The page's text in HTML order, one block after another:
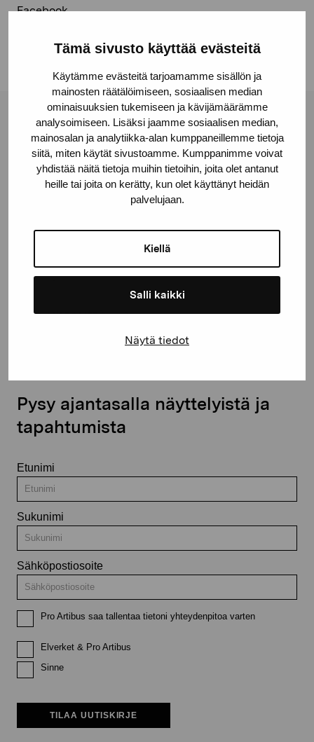
Tämä sivusto käyttää evästeitä
Käytämme evästeitä tarjoamamme sisällön ja
mainosten räätälöimiseen, sosiaalisen median
ominaisuuksien tukemiseen ja kävijämäärämme
analysoimiseen. Lisäksi jaamme sosiaalisen median,
mainosalan ja analytiikka-alan kumppaneillemme tietoja
siitä, miten käytät sivustoamme. Kumppanimme voivat
yhdistää näitä tietoja muihin tietoihin, joita olet antanut
heille tai joita on kerätty, kun olet käyttänyt heidän
palvelujaan.
Kiellä
Salli kaikki
Näytä tiedot
Facebook
Pro Artibus -säätiö
Kustaa Vaasan katu 11
10600 Tammisaari
proartibus@proartibus.fi
+358 (0)50 371 6339
Ota yhteyttä
Pysy ajantasalla näyttelyistä ja
tapahtumista
Etunimi
Sukunimi
Sähköpostiosoite
Pro Artibus saa tallentaa tietoni yhteydenpitoa varten
Elverket & Pro Artibus
Sinne
TILAA UUTISKIRJE